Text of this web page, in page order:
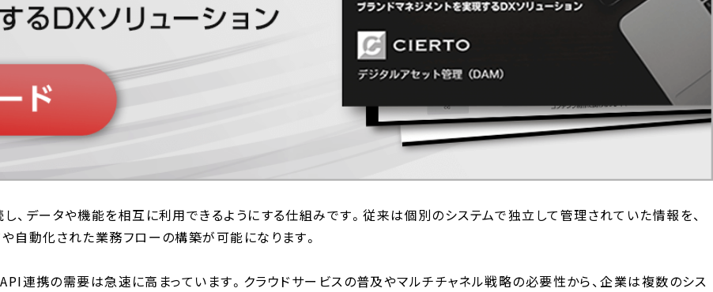
、データや機能を相互に利用できるようにする仕組みです。従来は個別のシステムで独立して管理されていた情報を、
自動化された業務フローの構築が可能になります。
連携の需要は急速に高まっています。クラウドサービスの普及やマルチチャネル戦略の必要性から、企業は複数のシス